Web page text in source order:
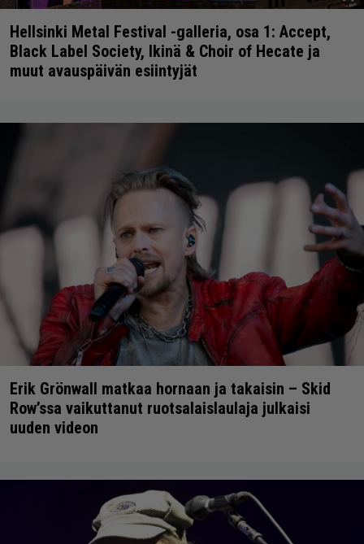
Hellsinki Metal Festival -galleria, osa 1: Accept,
Black Label Society, Ikinä & Choir of Hecate ja
muut avauspäivän esiintyjät
Erik Grönwall matkaa hornaan ja takaisin – Skid
Row’ssa vaikuttanut ruotsalaislaulaja julkaisi
uuden videon